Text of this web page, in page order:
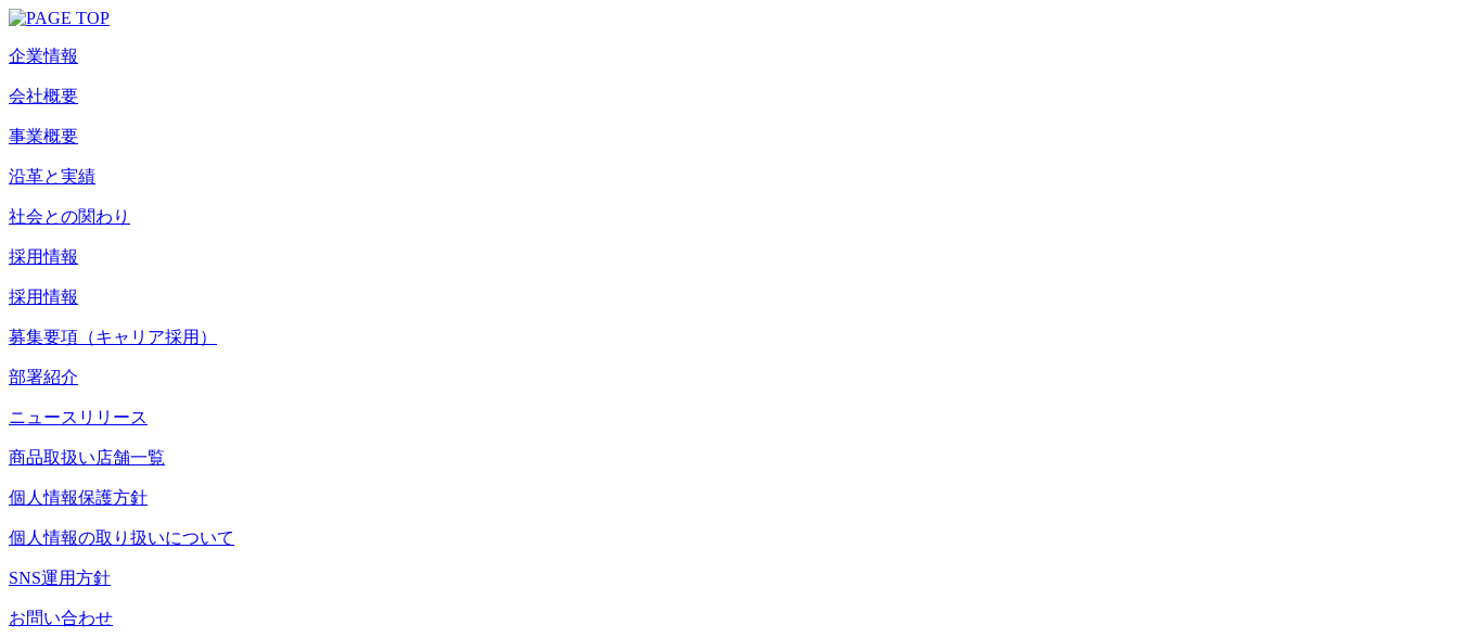
企業情報
会社概要
事業概要
沿革と実績
社会との関わり
採用情報
採用情報
募集要項（キャリア採用）
部署紹介
ニュースリリース
商品取扱い店舗一覧
個人情報保護方針
個人情報の取り扱いについて
SNS運用方針
お問い合わせ